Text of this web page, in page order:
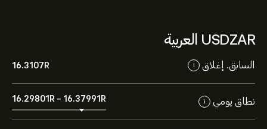
USDZAR العربية
السابق. إغلاق i
16.3107‎R‎
نطاق يومي i
16.29801‎R‎ - 16.37991‎R‎